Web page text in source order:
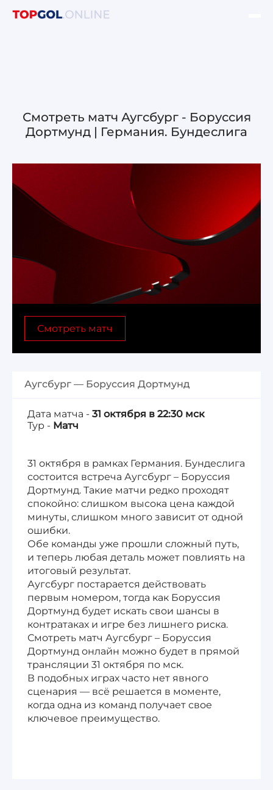
ОБЗОРЫ ЛЧ УЕФА
ОБЗОРЫ ЛЕ УЕФА
Лига чемпионов УЕФА
Лига Европы УЕФА
Лига конференций УЕФА
Лига 1, Чемпионат Франции
Бундеслига, Чемпионат Германии
Чемпионат Саудовской Аравии 25/26
Смотреть матч Аугсбург - Боруссия
Дортмунд | Германия. Бундеслига
Смотреть матч
Аугсбург — Боруссия Дортмунд
Дата матча - 31 октября в 22:30 мск
Тур - Матч
31 октября в рамках Германия. Бундеслига
состоится встреча Аугсбург – Боруссия
Дортмунд. Такие матчи редко проходят
спокойно: слишком высока цена каждой
минуты, слишком много зависит от одной
ошибки.
Обе команды уже прошли сложный путь,
и теперь любая деталь может повлиять на
итоговый результат.
Аугсбург постарается действовать
первым номером, тогда как Боруссия
Дортмунд будет искать свои шансы в
контратаках и игре без лишнего риска.
Смотреть матч Аугсбург – Боруссия
Дортмунд онлайн можно будет в прямой
трансляции 31 октября по мск.
В подобных играх часто нет явного
сценария — всё решается в моменте,
когда одна из команд получает свое
ключевое преимущество.